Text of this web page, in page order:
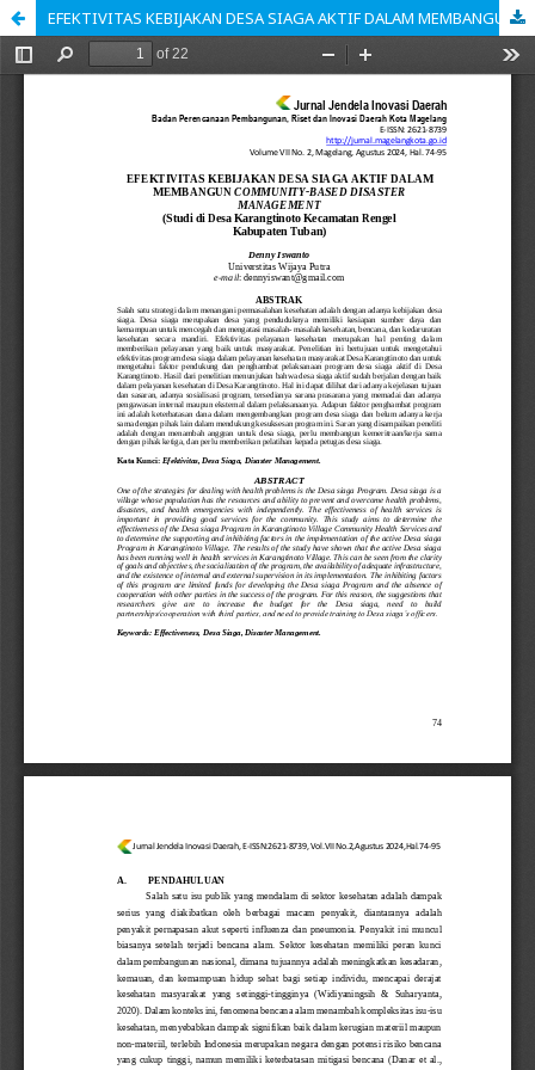
EFEKTIVITAS KEBIJAKAN DESA SIAGA AKTIF DALAM MEMBANGUN COMMUNITY-BASED DISASTER MANAGEMENT (Studi di Desa Karangtinoto Kecamatan Rengel Kabupaten Tuban)